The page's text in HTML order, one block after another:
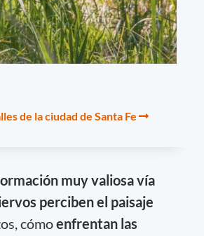
de la ciudad de Santa Fe
muy valiosa vía
perciben el paisaje
cómoenfrentan las